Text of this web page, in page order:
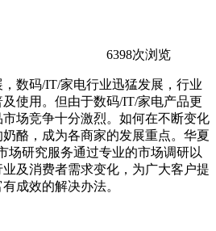
6398次浏览
数码/IT/家电行业迅猛发展，行业
使用。但由于数码/IT/家电产品更
场竞争十分激烈。如何在不断变化
酪，成为各商家的发展重点。华夏
场研究服务通过专业的市场调研以
及消费者需求变化，为广大客户提
成效的解决办法。